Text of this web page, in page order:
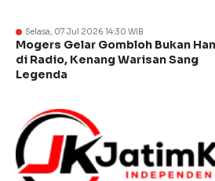
Selasa, 07 Jul 2026 14:30 WIB
Mogers Gelar Gombloh Bukan
di Radio, Kenang Warisan Sang
Legenda